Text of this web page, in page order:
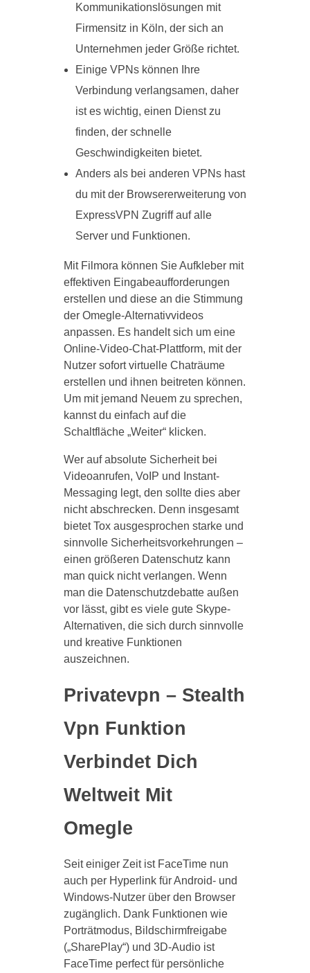
Kommunikationslösungen mit
Firmensitz in Köln, der sich an
Unternehmen jeder Größe richtet.
Einige VPNs können Ihre
Verbindung verlangsamen, daher
ist es wichtig, einen Dienst zu
finden, der schnelle
Geschwindigkeiten bietet.
Anders als bei anderen VPNs hast
du mit der Browsererweiterung von
ExpressVPN Zugriff auf alle
Server und Funktionen.
Mit Filmora können Sie Aufkleber mit
effektiven Eingabeaufforderungen
erstellen und diese an die Stimmung
der Omegle-Alternativvideos
anpassen. Es handelt sich um eine
Online-Video-Chat-Plattform, mit der
Nutzer sofort virtuelle Chaträume
erstellen und ihnen beitreten können.
Um mit jemand Neuem zu sprechen,
kannst du einfach auf die
Schaltfläche „Weiter“ klicken.
Wer auf absolute Sicherheit bei
Videoanrufen, VoIP und Instant-
Messaging legt, den sollte dies aber
nicht abschrecken. Denn insgesamt
bietet Tox ausgesprochen starke und
sinnvolle Sicherheitsvorkehrungen –
einen größeren Datenschutz kann
man quick nicht verlangen. Wenn
man die Datenschutzdebatte außen
vor lässt, gibt es viele gute Skype-
Alternativen, die sich durch sinnvolle
und kreative Funktionen
auszeichnen.
Privatevpn – Stealth
Vpn Funktion
Verbindet Dich
Weltweit Mit
Omegle
Seit einiger Zeit ist FaceTime nun
auch per Hyperlink für Android- und
Windows-Nutzer über den Browser
zugänglich. Dank Funktionen wie
Porträtmodus, Bildschirmfreigabe
(„SharePlay“) und 3D-Audio ist
FaceTime perfect für persönliche